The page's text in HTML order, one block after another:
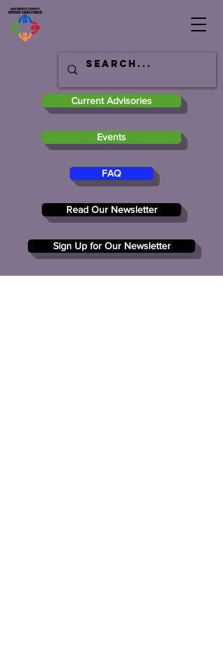
Current Advisories
Events
FAQ
Read Our Newsletter
Sign Up for Our Newsletter